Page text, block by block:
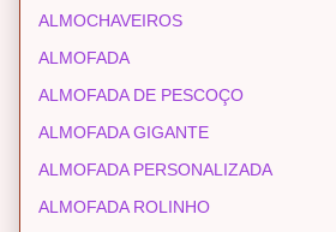
ALMOCHAVEIROS
ALMOFADA
ALMOFADA DE PESCOÇO
ALMOFADA GIGANTE
ALMOFADA PERSONALIZADA
ALMOFADA ROLINHO